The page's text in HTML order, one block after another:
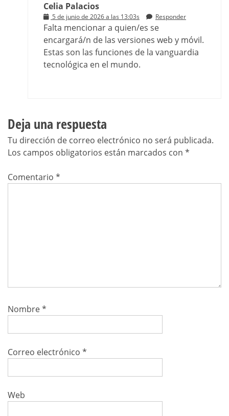
Celia Palacios
5 de junio de 2026 a las 13:03s Responder
Falta mencionar a quien/es se
encargará/n de las versiones web y móvil.
Estas son las funciones de la vanguardia
tecnológica en el mundo.
Deja una respuesta
Tu dirección de correo electrónico no será publicada.
Los campos obligatorios están marcados con *
Comentario *
Nombre*
Correo electrónico *
Web